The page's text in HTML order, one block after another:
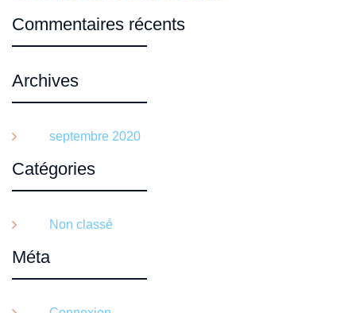
Commentaires récents
Archives
septembre 2020
Catégories
Non classé
Méta